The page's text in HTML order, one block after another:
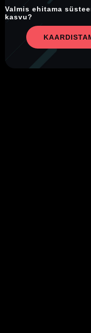
Valmis ehitama
kasvu?